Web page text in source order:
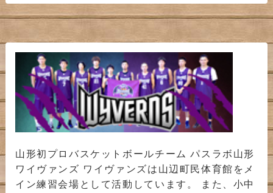
山形初プロバスケットボールチーム パスラボ山形
ワイヴァンズ ワイヴァンズは山辺町民体育館をメ
イン練習会場として活動しています。 また、小中